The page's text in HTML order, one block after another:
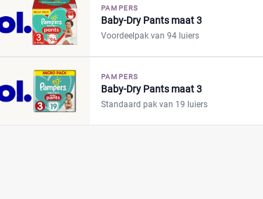
PAMPERS
Baby-Dry Pants maat 3
Voordeelpak van 94 luiers
PAMPERS
Baby-Dry Pants maat 3
Standaard pak van 19 luiers